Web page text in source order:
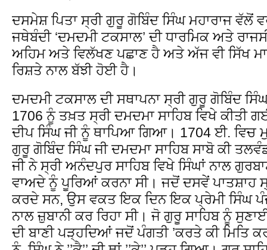
ਦਸਮੇਸ਼ ਪਿਤਾ ਸ੍ਰੀ ਗੁਰੂ ਗੋਬਿੰਦ ਸਿੰਘ ਮਹਾਰਾਜ ਵੱਲੋਂ
ਜਥੇਬੰਦੀ ‘ਦਮਦਮੀ ਟਕਸਾਲ’ ਦੀ ਧਾਰਮਿਕ ਅਤੇ
ਅਹਿਮ ਅਤੇ ਵਿਲੱਖਣ ਪਛਾਣ ਹੈ ਅਤੇ ਅੱਜ ਵੀ ਸਿੱਖ
ਰਿਸ਼ਤੇ ਨਾਲ ਬੱਝੀ ਹੋਈ ਹੈ।
ਦਮਦਮੀ ਟਕਸਾਲ ਦੀ ਸਥਾਪਨਾ ਸ੍ਰੀ ਗੁਰੂ ਗੋਬਿੰਦ
1706 ਨੂੰ ਤਖ਼ਤ ਸ੍ਰੀ ਦਮਦਮਾ ਸਾਹਿਬ ਵਿਖੇ ਕੀਤੀ
ਦੀਪ ਸਿੰਘ ਜੀ ਨੂੰ ਥਾਪਿਆ ਗਿਆ। 1704 ਈ. ਵਿਚ
ਗੁਰੂ ਗੋਬਿੰਦ ਸਿੰਘ ਜੀ ਦਮਦਮਾ ਸਾਹਿਬ ਸਾਬੋ ਕੀ
ਜੀ ਨੇ ਸ੍ਰੀ ਅਨੰਦਪੁਰ ਸਾਹਿਬ ਵਿਖੇ ਸਿੰਘਾਂ ਨਾਲ
ਵਾਅਦੇ ਨੂੰ ਪੂਰਿਆਂ ਕਰਨਾ ਸੀ। ਜਦੋਂ ਦਸਵੇਂ ਪਾਤਸ਼ਾਹ
ਕਰਦੇ ਸਨ, ਉਸ ਵਕਤ ਇਕ ਦਿਨ ਇਕ ਪ੍ਰੇਮੀ ਸਿੰਘ
ਨਾਲ ਜ਼ੁਬਾਨੀ ਕਰ ਰਿਹਾ ਸੀ। ਜੋ ਗੁਰੂ ਸਾਹਿਬ ਨੂੰ
ਦੀ ਬਾਣੀ ਪੜ੍ਹਦਿਆਂ ਜਦੋਂ ਪੰਗਤੀ ’ਕਰਤੇ ਕੀ ਮਿਤਿ